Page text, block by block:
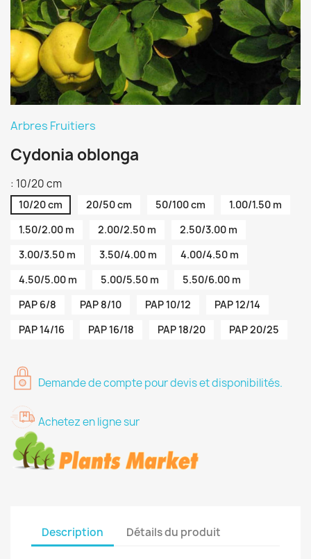
Arbres Fruitiers
Cydonia oblonga
: 10/20 cm
10/20 cm 20/50 cm 50/100 cm
1.00/1.50 m
1.50/2.00 m
2.00/2.50 m
2.50/3.00 m
3.00/3.50 m
3.50/4.00 m
4.00/4.50 m
4.50/5.00 m
5.00/5.50 m
5.50/6.00 m
PAP 6/8
PAP 8/10 PAP 10/12
PAP 12/14
PAP 14/16
PAP 16/18 PAP 18/20 PAP 20/25
Demande de compte pour devis et disponibilités.
Achetez en ligne sur
Description Détails du produit